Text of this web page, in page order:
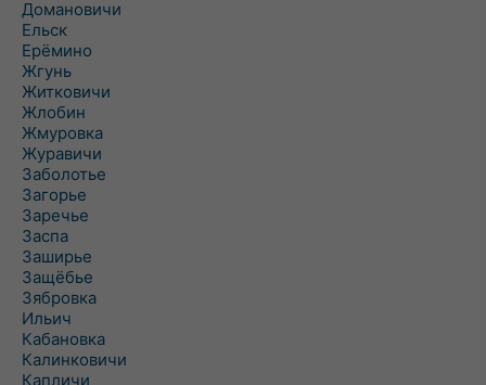
Домановичи
Ельск
Ерёмино
Жгунь
Житковичи
Жлобин
Жмуровка
Журавичи
Заболотье
Загорье
Заречье
Заспа
Заширье
Защёбье
Зябровка
Ильич
Кабановка
Калинковичи
Капличи